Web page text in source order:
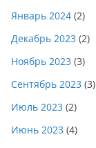
Январь 2024 (2)
Декабрь 2023 (2)
Ноябрь 2023 (3)
Сентябрь 2023 (3)
Июль 2023 (2)
Июнь 2023 (4)